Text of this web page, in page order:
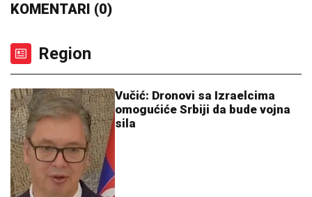
KOMENTARI (0)
Region
Vučić: Dronovi sa Izraelcima
omogućiće Srbiji da bude vojna
sila